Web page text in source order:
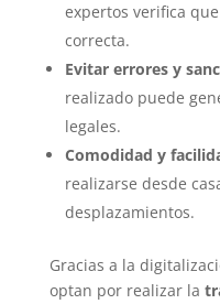
expertos verifica
correcta.
Evitar errores y
realizado puede
legales.
Comodidad y
realizarse desde
desplazamientos.
Gracias a la
optan por realizar la